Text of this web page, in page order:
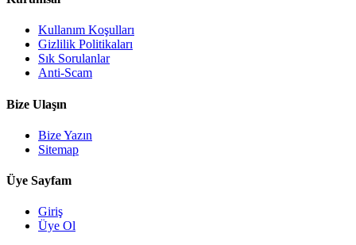
Kullanım Koşulları
Gizlilik Politikaları
Sık Sorulanlar
Anti-Scam
Bize Ulaşın
Bize Yazın
Sitemap
Üye Sayfam
Giriş
Üye Ol